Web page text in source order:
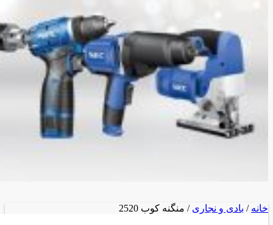
خانه / بادی و نجاری / منگنه کوب 2520